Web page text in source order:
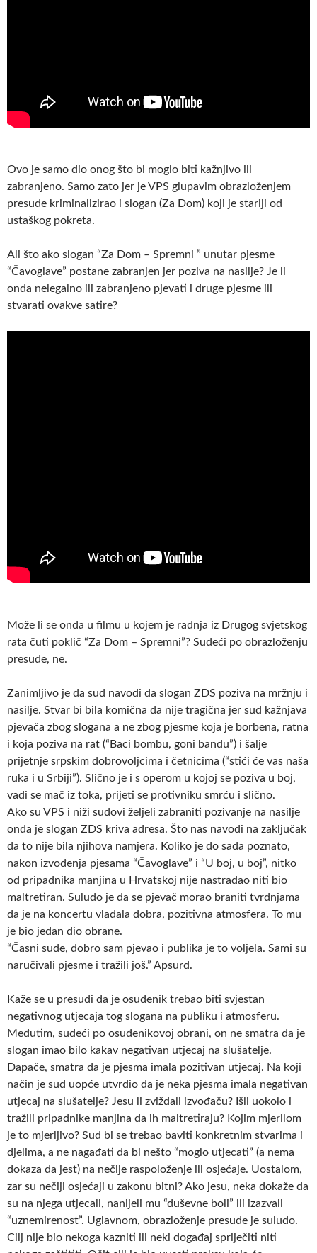
Ovo je samo dio onog što bi moglo biti kažnjivo ili
zabranjeno. Samo zato jer je VPS glupavim obrazloženjem
presude kriminalizirao i slogan (Za Dom) koji je stariji od
ustaškog pokreta.
Ali što ako slogan “Za Dom – Spremni ” unutar pjesme
“Čavoglave” postane zabranjen jer poziva na nasilje? Je li
onda nelegalno ili zabranjeno pjevati i druge pjesme ili
stvarati ovakve satire?
Može li se onda u filmu u kojem je radnja iz Drugog svjetskog
rata čuti poklič “Za Dom – Spremni”? Sudeći po obrazloženju
presude, ne.
Zanimljivo je da sud navodi da slogan ZDS poziva na mržnju i
nasilje. Stvar bi bila komična da nije tragična jer sud kažnjava
pjevača zbog slogana a ne zbog pjesme koja je borbena, ratna
i koja poziva na rat (“Baci bombu, goni bandu”) i šalje
prijetnje srpskim dobrovoljcima i četnicima (“stići će vas naša
ruka i u Srbiji”). Slično je i s operom u kojoj se poziva u boj,
vadi se mač iz toka, prijeti se protivniku smrću i slično.
Ako su VPS i niži sudovi željeli zabraniti pozivanje na nasilje
onda je slogan ZDS kriva adresa. Što nas navodi na zaključak
da to nije bila njihova namjera. Koliko je do sada poznato,
nakon izvođenja pjesama “Čavoglave” i “U boj, u boj”, nitko
od pripadnika manjina u Hrvatskoj nije nastradao niti bio
maltretiran. Suludo je da se pjevač morao braniti tvrdnjama
da je na koncertu vladala dobra, pozitivna atmosfera. To mu
je bio jedan dio obrane.
“Časni sude, dobro sam pjevao i publika je to voljela. Sami su
naručivali pjesme i tražili još.” Apsurd.
Kaže se u presudi da je osuđenik trebao biti svjestan
negativnog utjecaja tog slogana na publiku i atmosferu.
Međutim, sudeći po osuđenikovoj obrani, on ne smatra da je
slogan imao bilo kakav negativan utjecaj na slušatelje.
Dapače, smatra da je pjesma imala pozitivan utjecaj. Na koji
način je sud uopće utvrdio da je neka pjesma imala negativan
utjecaj na slušatelje? Jesu li zviždali izvođaču? Išli uokolo i
tražili pripadnike manjina da ih maltretiraju? Kojim mjerilom
je to mjerljivo? Sud bi se trebao baviti konkretnim stvarima i
djelima, a ne nagađati da bi nešto “moglo utjecati” (a nema
dokaza da jest) na nečije raspoloženje ili osjećaje. Uostalom,
zar su nečiji osjećaji u zakonu bitni? Ako jesu, neka dokaže da
su na njega utjecali, nanijeli mu “duševne boli” ili izazvali
“uznemirenost”. Uglavnom, obrazloženje presude je suludo.
Cilj nije bio nekoga kazniti ili neki događaj spriječiti niti